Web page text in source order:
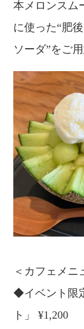
本メロンスム
に使った“肥
ソーダ”をご
＜カフェメニ
◆イベント限
ト」 ¥1,200